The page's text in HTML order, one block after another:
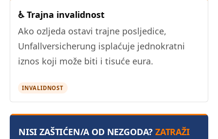
♿ Trajna invalidnost
Ako ozljeda ostavi trajne posljedice,
Unfallversicherung isplaćuje jednokratni
iznos koji može biti i tisuće eura.
INVALIDNOST
NISI ZAŠTIĆEN/A OD NEZGODA? ZATRAŽI